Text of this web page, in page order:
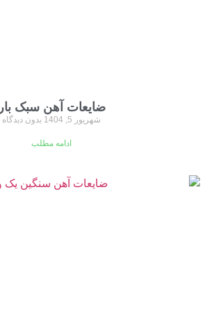
ضایعات آهن سبک بار
شهریور 5, 1404 بدون دیدگاه
ادامه مطلب